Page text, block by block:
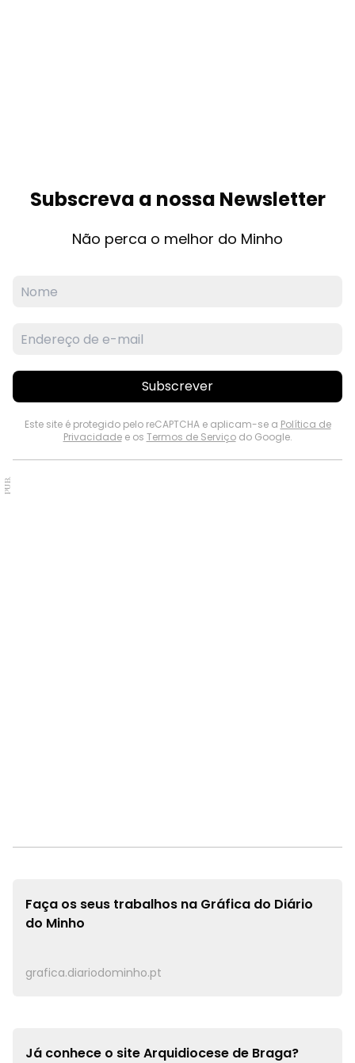
Subscreva a nossa Newsletter
Não perca o melhor do Minho
Subscrever
Este site é protegido pelo reCAPTCHA e aplicam-se a Política de
Privacidadee os Termos de Serviçodo Google.
PUB.
Faça os seus trabalhos na Gráfica do Diário
do Minho
grafica.diariodominho.pt
Já conhece o siteArquidiocese de Braga?